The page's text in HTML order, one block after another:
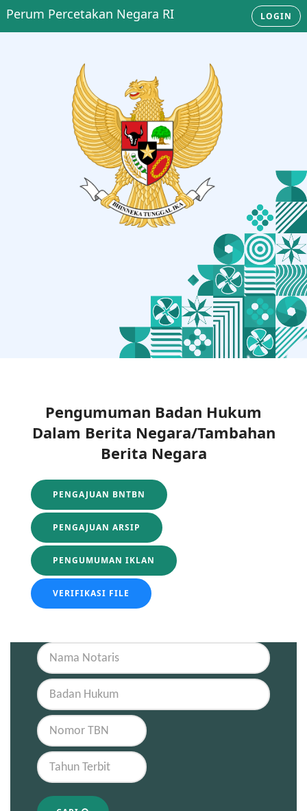
Perum Percetakan Negara RI LOGIN
Pengumuman Badan Hukum
Dalam Berita Negara/Tambahan
Berita Negara
PENGAJUAN BNTBN
PENGAJUAN ARSIP
PENGUMUMAN IKLAN
VERIFIKASI FILE